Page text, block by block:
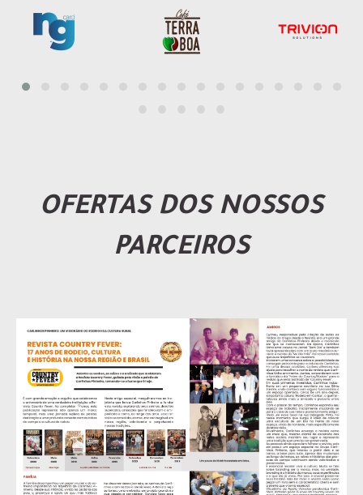
OFERTAS DOS NOSSOS
PARCEIROS